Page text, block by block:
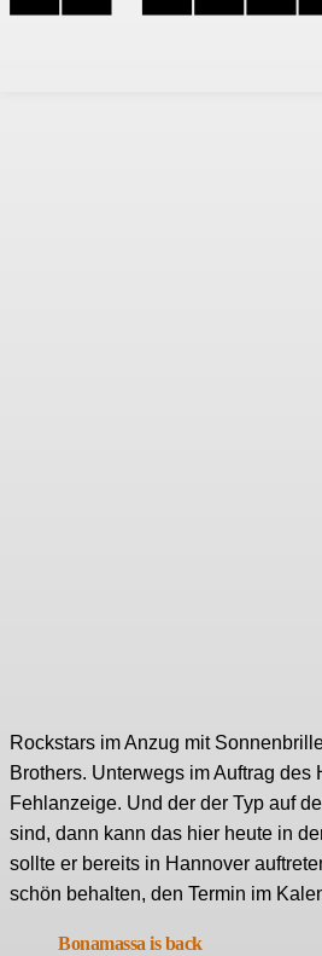
Rockstars im Anzug mit
Brothers. Unterwegs im Auftrag
Fehlanzeige. Und der der Typ auf
sind, dann kann das hier heute in
sollte er bereits in Hannover
schön behalten, den Termin im
Bonamassa is back